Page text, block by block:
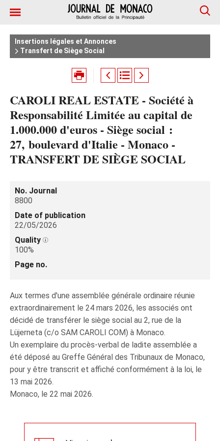
Insertions légales et Annonces
Transfert de Siège Social
CAROLI REAL ESTATE - Société à
Responsabilité Limitée au capital de
1.000.000 d'euros - Siège social :
27, boulevard d'Italie - Monaco -
TRANSFERT DE SIÈGE SOCIAL
No. Journal
8800
Date of publication
22/05/2026
Quality
100%
Page no.
Aux termes d'une assemblée générale ordinaire réunie
extraordinairement le 24 mars 2026, les associés ont
décidé de transférer le siège social au 2, rue de la
Lüjerneta (c/o SAM CAROLI COM) à Monaco.
Un exemplaire du procès-verbal de ladite assemblée a
été déposé au Greffe Général des Tribunaux de Monaco,
pour y être transcrit et affiché conformément à la loi, le
13 mai 2026.
Monaco, le 22 mai 2026.